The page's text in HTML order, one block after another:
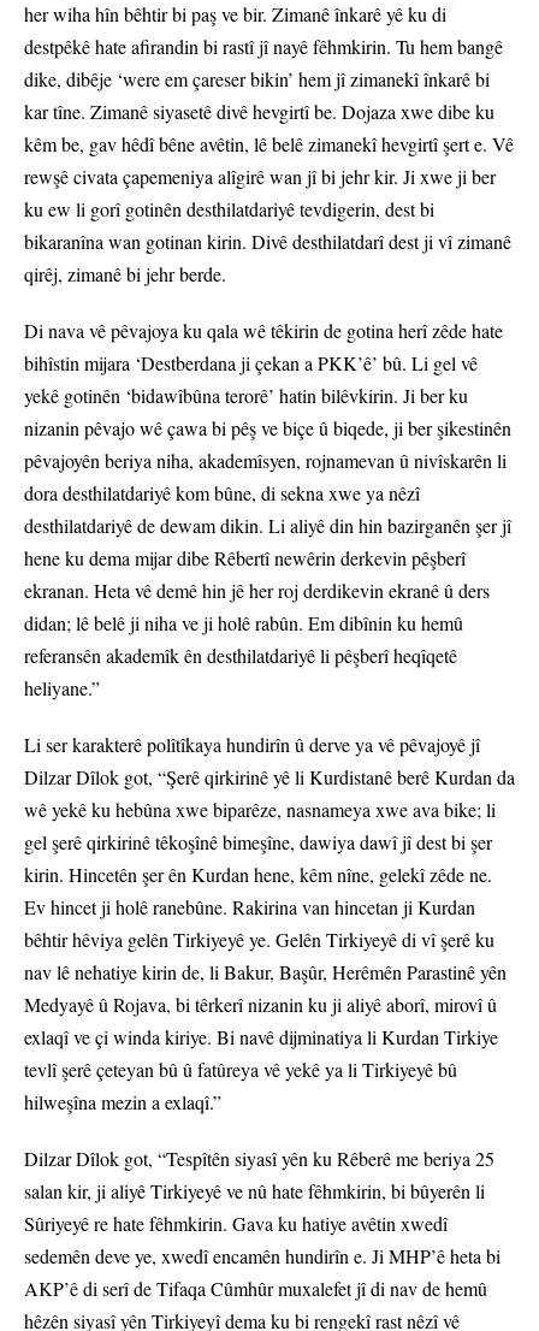
her wiha hîn bêhtir bi paş ve bir. Zimanê înkarê yê ku di
destpêkê hate afirandin bi rastî jî nayê fêhmkirin. Tu hem bangê
dike, dibêje ‘were em çareser bikin’ hem jî zimanekî înkarê bi
kar tîne. Zimanê siyasetê divê hevgirtî be. Dojaza xwe dibe ku
kêm be, gav hêdî bêne avêtin, lê belê zimanekî hevgirtî şert e. Vê
rewşê civata çapemeniya alîgirê wan jî bi jehr kir. Ji xwe ji ber
ku ew li gorî gotinên desthilatdariyê tevdigerin, dest bi
bikaranîna wan gotinan kirin. Divê desthilatdarî dest ji vî zimanê
qirêj, zimanê bi jehr berde.
Di nava vê pêvajoya ku qala wê têkirin de gotina herî zêde hate
bihîstin mijara ‘Destberdana ji çekan a PKK’ê’ bû. Li gel vê
yekê gotinên ‘bidawîbûna terorê’ hatin bilêvkirin. Ji ber ku
nizanin pêvajo wê çawa bi pêş ve biçe û biqede, ji ber şikestinên
pêvajoyên beriya niha, akademîsyen, rojnamevan û nivîskarên li
dora desthilatdariyê kom bûne, di sekna xwe ya nêzî
desthilatdariyê de dewam dikin. Li aliyê din hin bazirganên şer jî
hene ku dema mijar dibe Rêbertî newêrin derkevin pêşberî
ekranan. Heta vê demê hin jê her roj derdikevin ekranê û ders
didan; lê belê ji niha ve ji holê rabûn. Em dibînin ku hemû
referansên akademîk ên desthilatdariyê li pêşberî heqîqetê
heliyane.”
Li ser karakterê polîtîkaya hundirîn û derve ya vê pêvajoyê jî
Dilzar Dîlok got, “Şerê qirkirinê yê li Kurdistanê berê Kurdan da
wê yekê ku hebûna xwe biparêze, nasnameya xwe ava bike; li
gel şerê qirkirinê têkoşînê bimeşîne, dawiya dawî jî dest bi şer
kirin. Hincetên şer ên Kurdan hene, kêm nîne, gelekî zêde ne.
Ev hincet ji holê ranebûne. Rakirina van hincetan ji Kurdan
bêhtir hêviya gelên Tirkiyeyê ye. Gelên Tirkiyeyê di vî şerê ku
nav lê nehatiye kirin de, li Bakur, Başûr, Herêmên Parastinê yên
Medyayê û Rojava, bi têrkerî nizanin ku ji aliyê aborî, mirovî û
exlaqî ve çi winda kiriye. Bi navê dijminatiya li Kurdan Tirkiye
tevlî şerê çeteyan bû û fatûreya vê yekê ya li Tirkiyeyê bû
hilweşîna mezin a exlaqî.”
Dilzar Dîlok got, “Tespîtên siyasî yên ku Rêberê me beriya 25
salan kir, ji aliyê Tirkiyeyê ve nû hate fêhmkirin, bi bûyerên li
Sûriyeyê re hate fêhmkirin. Gava ku hatiye avêtin xwedî
sedemên deve ye, xwedî encamên hundirîn e. Ji MHP’ê heta bi
AKP’ê di serî de Tifaqa Cûmhûr muxalefet jî di nav de hemû
hêzên siyasî yên Tirkiyeyî dema ku bi rengekî rast nêzî vê